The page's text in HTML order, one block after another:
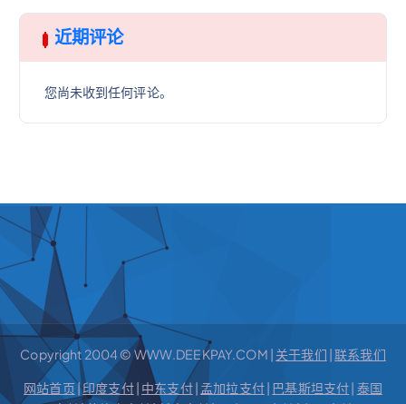
近期评论
您尚未收到任何评论。
Copyright 2004 © WWW.DEEKPAY.COM | 关于我们 |联系我们
网站首页|印度支付| 中东支付| 孟加拉支付| 巴基斯坦支付| 泰国